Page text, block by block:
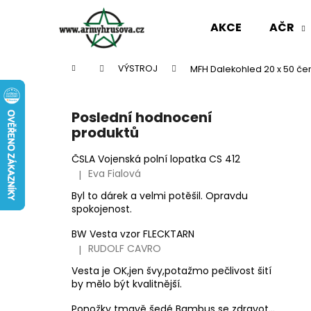
AKCE AČR
Domů VÝSTROJ MFH Dalekohled 20 x 50
Poslední hodnocení
produktů
ČSLA Vojenská polní lopatka CS 412
Hodnocení produktu je 5 z 5 hvězdiček.
| Eva Fialová
Byl to dárek a velmi potěšil. Opravdu
spokojenost.
BW Vesta vzor FLECKTARN
Hodnocení produktu je 3 z 5 hvězdiček.
| RUDOLF CAVRO
Vesta je OK,jen švy,potažmo pečlivost šití
by mělo být kvalitnější.
k
Zpět
Zpět